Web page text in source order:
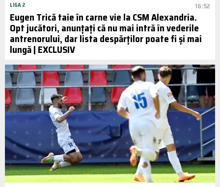
LIGA 2 16:52
Eugen Trică taie în carne vie la CSM Alexandria.
Opt jucători, anunțați că nu mai intră în vederile
antrenorului, dar lista despărților poate fi și mai
lungă | EXCLUSIV